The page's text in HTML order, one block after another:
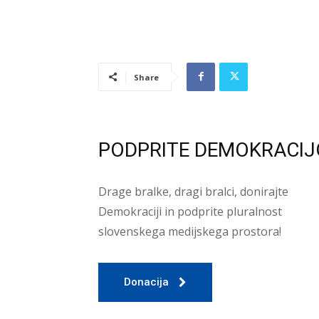
Share
PODPRITE
Drage bralke, dragi bralci, donirajte
Demokraciji in podprite pluralnost
slovenskega medijskega prostora!
Donacija